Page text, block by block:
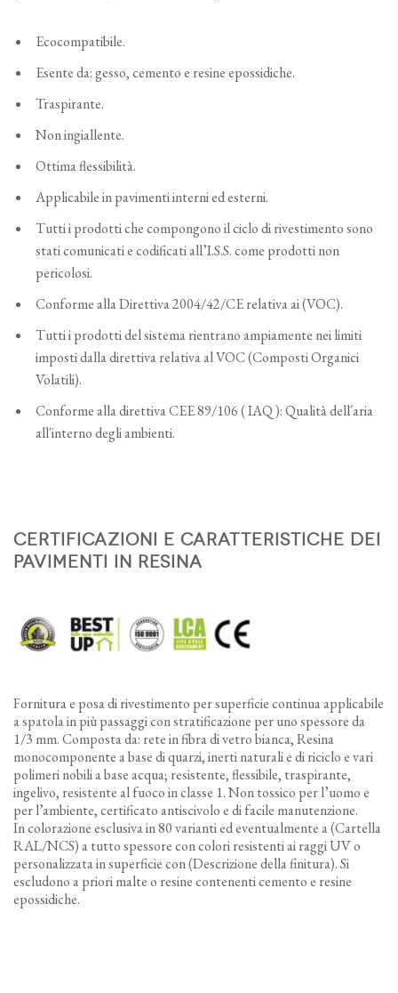
Ecocompatibile.
Esente da: gesso, cemento e resine epossidiche.
Traspirante.
Non ingiallente.
Ottima flessibilità.
Applicabile in pavimenti internied esterni.
Tutti i prodotti che compongono il ciclo di rivestimento sono
stati comunicati e codificati all’I.S.S. come prodotti non
pericolosi.
Conforme alla Direttiva 2004/42/CE relativa ai (VOC).
Tutti i prodotti del sistema rientrano ampiamente nei limiti
imposti dalla direttiva relativa al VOC (Composti Organici
Volatili).
Conforme alla direttiva CEE 89/106 ( IAQ ): Qualità dell´aria
all´interno degli ambienti.
CERTIFICAZIONI E CARATTERISTICHE DEI
PAVIMENTI IN RESINA
Fornitura e posa di rivestimento per superficie continua applicabile
a spatola in più passaggi con stratificazione per uno spessore da
1/3 mm. Composta da: rete in fibra di vetro bianca, Resina
monocomponente a base di quarzi, inerti naturali e di riciclo e vari
polimeri nobili a base acqua; resistente, flessibile, traspirante,
ingelivo, resistente al fuoco in classe 1. Non tossico per l’uomo e
per l’ambiente, certificato antiscivolo e di facile manutenzione.
In colorazione esclusiva in 80 varianti ed eventualmente a (Cartella
RAL/NCS) a tutto spessore con colori resistenti ai raggi UV o
personalizzata in superficie con (Descrizione della finitura). Si
escludono a priori malte o resine contenenti cemento e resine
epossidiche.